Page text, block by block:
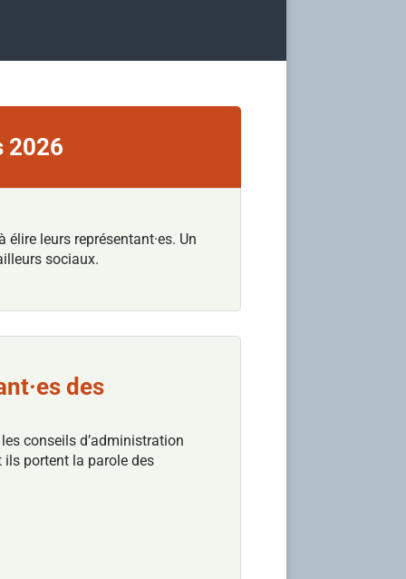
2026
leurs représentant·es. Un
sociaux.
des
conseils d’administration
ils portent la parole des